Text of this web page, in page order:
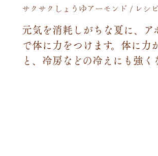
サクサクしょうゆアーモンド / レシピ
元気を消耗 しがち な夏に、 ア
で体に力をつけ ます。体に力
と、 冷房な どの冷えに も強 く